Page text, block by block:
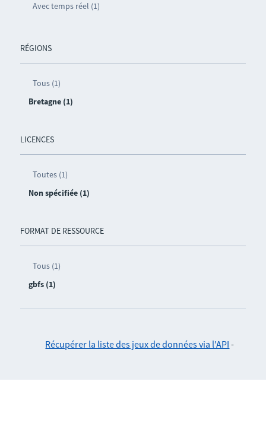
Avec temps réel (1)
RÉGIONS
Tous (1)
Bretagne (1)
LICENCES
Toutes (1)
Non spécifiée (1)
FORMAT DE RESSOURCE
Tous (1)
gbfs (1)
Récupérer la liste des jeux de données via l'API -